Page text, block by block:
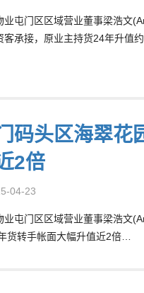
业屯门区区域营业董事梁浩文
客承接，原业主持货24年升值
码头区海翠花
2倍
04-23
业屯门区区域营业董事梁浩文
货转手帐面大幅升值近2倍…